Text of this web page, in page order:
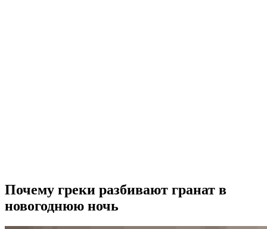
Почему греки разбивают гранат в
новогоднюю ночь